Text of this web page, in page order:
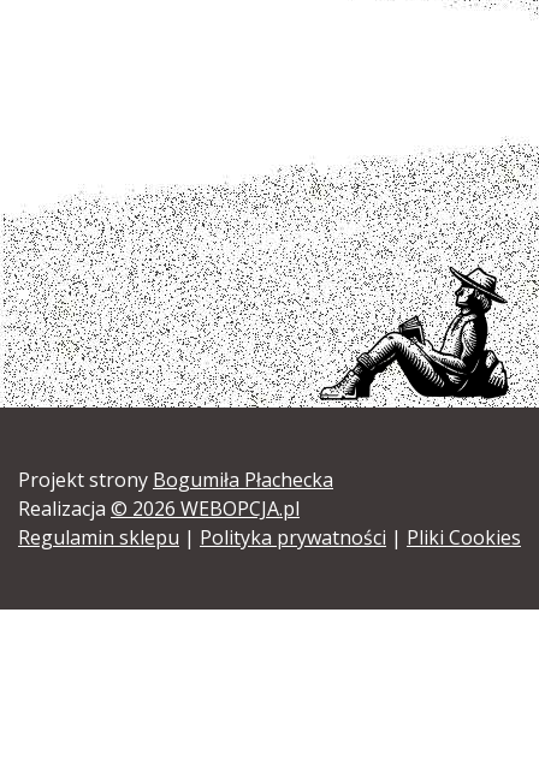
Projekt strony Bogumiła Płachecka
Realizacja © 2026 WEBOPCJA.pl
Regulamin sklepu | Polityka prywatności | Pliki Cookies